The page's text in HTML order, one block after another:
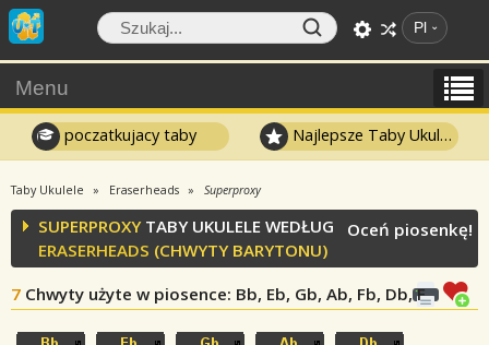
Pl
Menu
poczatkujacy taby Najlepsze Taby Ukulele
Taby Ukulele Eraserheads Superproxy
SUPERPROXYTABY UKULELE WEDŁUG
ERASERHEADS (CHWYTY BARYTONU)
7 Chwyty użyte w piosence: Bb, Eb, Gb, Ab, Fb, Db, F
Oceń piosenkę!